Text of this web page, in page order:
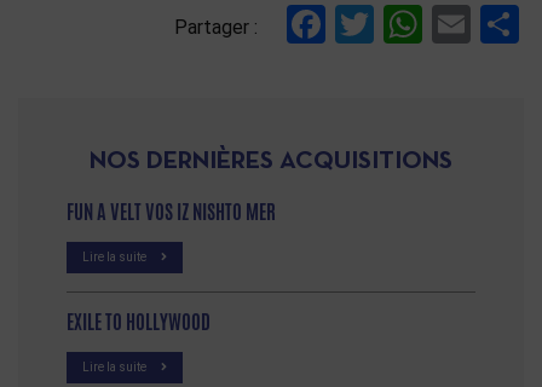
Partager : Facebook
Twitter
NOS DERNIÈRES ACQUISITIONS
FUN A VELT VOS IZ NISHTO MER
Lire la suite
EXILE TO HOLLYWOOD
Lire la suite